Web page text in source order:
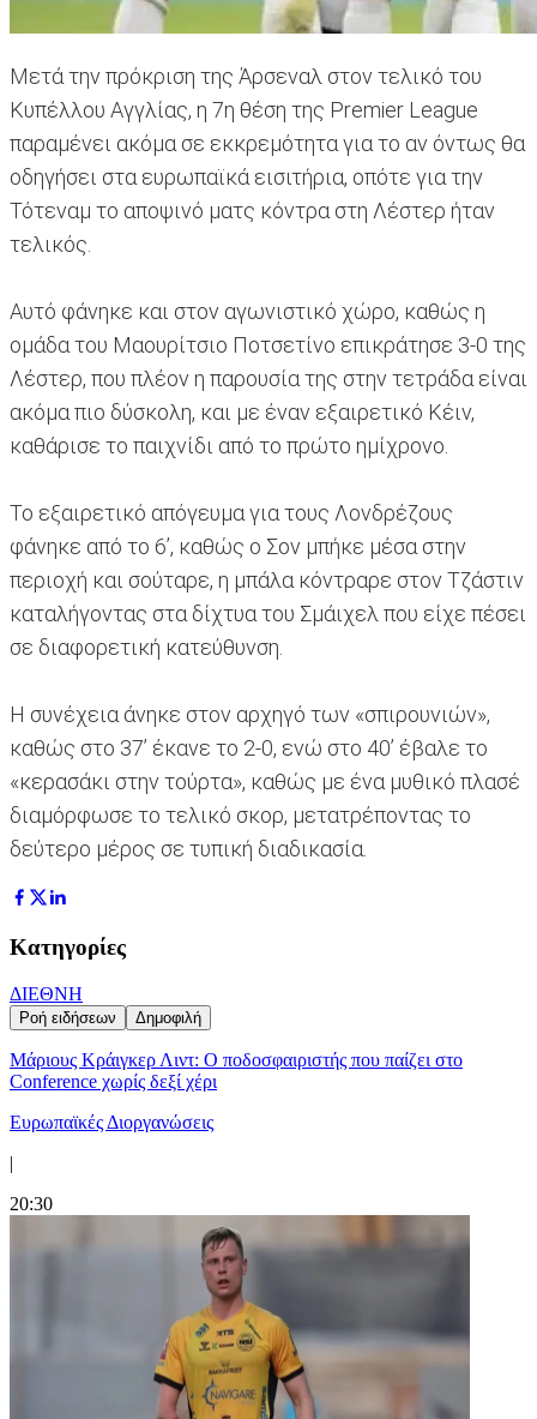
Μετά την πρόκριση της Άρσεναλ στον τελικό του
Κυπέλλου Αγγλίας, η 7η θέση της Premier League
παραμένει ακόμα σε εκκρεμότητα για το αν όντως θα
οδηγήσει στα ευρωπαϊκά εισιτήρια, οπότε για την
Τότεναμ το αποψινό ματς κόντρα στη Λέστερ ήταν
τελικός.
Αυτό φάνηκε και στον αγωνιστικό χώρο, καθώς η
ομάδα του Μαουρίτσιο Ποτσετίνο επικράτησε 3-0 της
Λέστερ, που πλέον η παρουσία της στην τετράδα είναι
ακόμα πιο δύσκολη, και με έναν εξαιρετικό Κέιν,
καθάρισε το παιχνίδι από το πρώτο ημίχρονο.
Το εξαιρετικό απόγευμα για τους Λονδρέζους
φάνηκε από το 6’, καθώς ο Σον μπήκε μέσα στην
περιοχή και σούταρε, η μπάλα κόντραρε στον Τζάστιν
καταλήγοντας στα δίχτυα του Σμάιχελ που είχε πέσει
σε διαφορετική κατεύθυνση.
Η συνέχεια άνηκε στον αρχηγό των «σπιρουνιών»,
καθώς στο 37’ έκανε το 2-0, ενώ στο 40’ έβαλε το
«κερασάκι στην τούρτα», καθώς με ένα μυθικό πλασέ
διαμόρφωσε το τελικό σκορ, μετατρέποντας το
δεύτερο μέρος σε τυπική διαδικασία.
Κατηγορίες
ΔΙΕΘΝΗ
Ροή ειδήσεων Δημοφιλή
Μάριους Κράιγκερ Λιντ: Ο ποδοσφαιριστής που παίζει στο
Conference χωρίς δεξί χέρι
Ευρωπαϊκές Διοργανώσεις
|
20:30